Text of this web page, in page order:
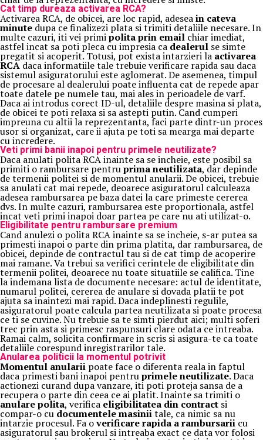
Cat timp dureaza activarea RCA?
Activarea RCA, de obicei, are loc rapid, adeseain cateva
minute dupa ce finalizezi plata si trimiti detaliile necesare. In
multe cazuri, iti vei primipolita prin email chiar imediat,
astfel incat sa poti pleca cu impresia ca dealerul se simte
pregatit si acoperit. Totusi, pot exista intarzieri la activarea
RCA daca informatiile tale trebuie verificare rapida sau daca
sistemul asiguratorului este aglomerat. De asemenea, timpul
de procesare al dealerului poate influenta cat de repede apar
toate datele pe numele tau, mai ales in perioadele de varf.
Daca ai introdus corect ID-ul, detaliile despre masina si plata,
de obicei te poti relaxa si sa astepti putin. Cand cumperi
impreuna cu altii la reprezentanta, faci parte dintr-un proces
usor si organizat, care ii ajuta pe toti sa mearga mai departe
cu incredere.
Veti primi banii inapoi pentru primele neutilizate?
Daca anulati polita RCA inainte sa se incheie, este posibil sa
primiti o rambursare pentruprima neutilizata, dar depinde
de termenii politei si de momentul anularii. De obicei, trebuie
sa anulati cat mai repede, deoarece asiguratorul calculeaza
adesea rambursarea pe baza datei la care primeste cererea
dvs. In multe cazuri, rambursarea este proportionala, astfel
incat veti primi inapoi doar partea pe care nu ati utilizat-o.
Eligibilitate pentru rambursare premium
Cand anulezi o polita RCA inainte sa se incheie, s-ar putea sa
primesti inapoi o parte din prima platita, dar rambursarea, de
obicei, depinde de contractul tau si de cat timp de acoperire
mai ramane. Va trebui sa verifici cerintele de eligibilitate din
termenii politei, deoarece nu toate situatiile se califica. Tine
la indemana lista de documente necesare: actul de identitate,
numarul politei, cererea de anulare si dovada platii te pot
ajuta sa inaintezi mai rapid. Daca indeplinesti regulile,
asiguratorul poate calcula partea neutilizata si poate procesa
ce ti se cuvine. Nu trebuie sa te simti pierdut aici; multi soferi
trec prin asta si primesc raspunsuri clare odata ce intreaba.
Ramai calm, solicita confirmare in scris si asigura-te ca toate
detaliile corespund inregistrarilor tale.
Anularea politicii la momentul potrivit
Momentul anularii poate face o diferenta reala in faptul
daca primesti bani inapoi pentruprimele neutilizate. Daca
actionezi curand dupa vanzare, iti poti proteja sansa de a
recupera o parte din ceea ce ai platit. Inainte sa trimiti o
anulare polita, verifica eligibilitatea din contract si
compar-o cu documentele masiniitale, ca nimic sa nu
intarzie procesul. Fa overificare rapida a rambursarii cu
asiguratorul sau brokerul si intreaba exact ce data vor folosi